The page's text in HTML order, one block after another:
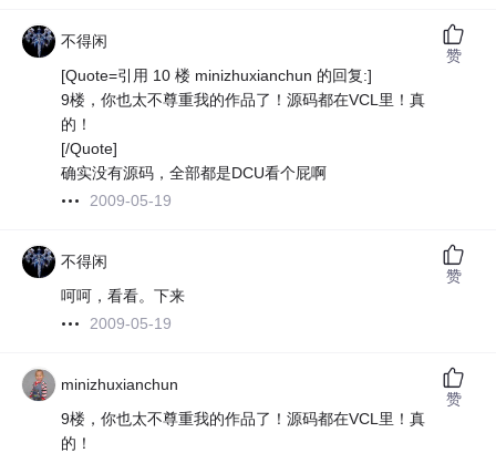
不得闲
[Quote=引用 10 楼 minizhuxianchun 的回复:]
9楼，你也太不尊重我的作品了！源码都在VCL里！真
的！
[/Quote]
确实没有源码，全部都是DCU看个屁啊
2009-05-19
赞
不得闲
呵呵，看看。下来
2009-05-19
赞
minizhuxianchun
9楼，你也太不尊重我的作品了！源码都在VCL里！真
的！
赞